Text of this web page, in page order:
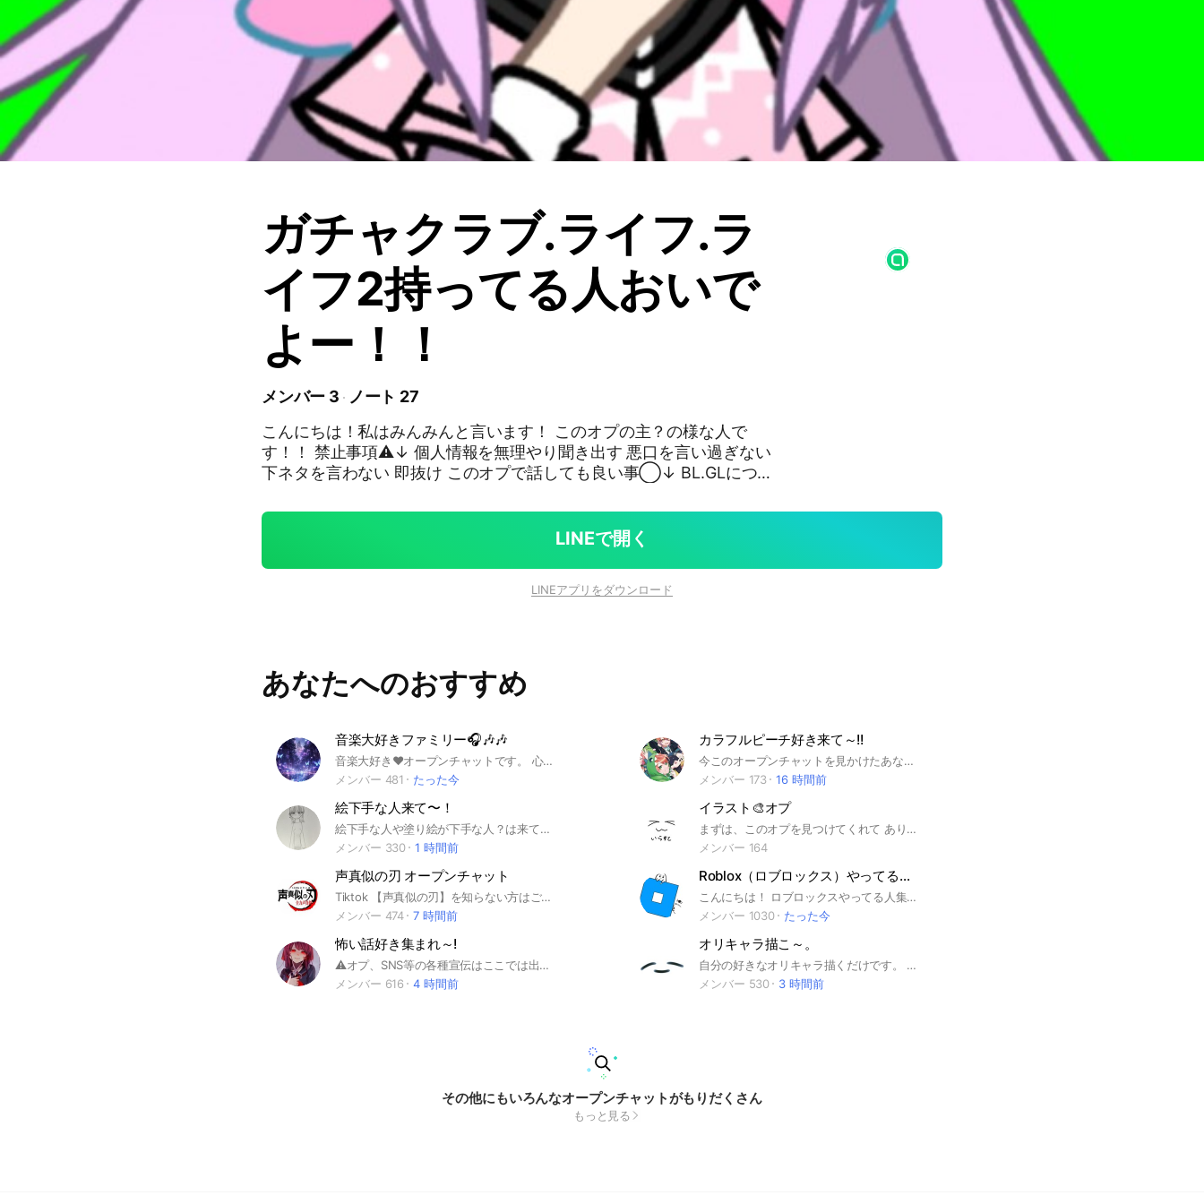
ガチャクラブ.ライフ.ラ
イフ2持ってる人おいで
よー！！
メンバー 3
ノート 27
こんにちは！私はみんみんと言います！ このオプの主？の様な人で
す！！ 禁止事項⚠️↓ 個人情報を無理やり聞き出す 悪口を言い過ぎない
下ネタを言わない 即抜け このオプで話しても良い事◯↓ BL.GLについ
い事↓ 合作をする コラボをする 宣伝をする 関係者を募集する ガチャク
ラブを初めてみようかな...って人もオプでただ喋りたい！って人もどう
LINEで開く
LINEアプリをダウンロード
あなたへのおすすめ
音楽大好きファミリー🎧️🎶🎶
音楽大好き♥️オープンチャットです。 心あたたまる音楽を一緒に楽しみましょう✨✨✨ 🎵😍🎵 #ライブトーク#YouTube#音楽#J―POP#K-POP #アイドルソング #ポップス#ロックミュージック#ジャズ🎷🎺#アニメ #ドラマ#ハロプロ#シャ乱Q#心霊#オールジャンル #アニメソング#演歌歌謡曲#クラシックオーケストラ #ベートーベン🧓#モーツｧルト先生👴#ショパン🧓 #音楽雑談#カラオケ音源流し🎙️😆🎵🎤🎶🎤 #ボイスメッセージ(ボイメン) #YouTubeの動画貼り付け #アーティストの写真貼り付け 🍀相互で来た人達は特別に嬉しい事が有ります🍀 ここは音楽部屋🎶だけど 宣伝と相互もできるルームがあります、 トーク場、ノート、 どちらでもあなたのオプチャリンクを貼れます😇 宣伝&相互ルームに入室してね🏯 音楽を聴いて楽しんでもらったり一緒に雑談をして 楽しんだりと素敵な時間を共に過ごせたらなと 思ってます😆🎶老若男女の皆様方一人一人の御参加を御待ちしております🤩
メンバー 481
たった今
カラフルピーチ好き来て～!!
今このオープンチャットを見かけたあなた!!ぜひ来てください!! 自分に合わなかったら抜けてもかまいませんが、即抜けは許しません。 皆でカラフルピーチを推して行きましょｰ! トーク数が増えすぎてどこ入ればいいの？ってなったら1番人数が多いとこに入るか、自分の推しのサブオープンチャットに入るようにして下さい #カラフルピーチ #カラピチ #マイクラ
メンバー 173
16 時間前
絵下手な人来て〜！
絵下手な人や塗り絵が下手な人？は来て〜 私も絵下手なので来てくださいm(_ _)m 褒めあったりアドバイスし合ったりするとこです ⚠悪口や即抜け荒らし卑猥な言葉は絶対に辞めてください⚠⚠そして、実写アイコンは辞めてくださいそして、絵のオプなんで、無断転載、模写、トレスは禁止です⚠ このルールとは別に大事なノートがあります ※もし荒らしが出た場合管理人をお呼びください 100人突破 2024年11月2日 700人突破 2024年1月20日
メンバー 330
1 時間前
イラスト‪🎨オプ
まずは、このオプを見つけてくれて ありがとうございます🙏✨️ 急だけど、絵描くのって めっちゃ難しいですよね‼️ 私も描いてるんだけど、 モチベと画力が低すぎて泣きそう😭😭 でもここのオプなら「絵に自信ないけどみんなに見てもらいたい‼️」って 人でも全然OKだし、見るだけってのも 全ッッッッ然OKです‼️ ここのオプはみーんな優しすぎるくらい 優しいのでめちゃくちゃ褒めちぎって くれます‼️‼️ 界隈なんでもOKなので2次元でも3次元でも描きまくりましょう✍️✍️ みんなにアドバイスもらって画力を 上げまくりましょう(´∀｀∩)↑age↑ 即抜け❌ 荒らし❌ 無言抜け️⭕️
メンバー 164
声真似の刃 オープンチャット
Tiktok 【声真似の刃】を知らない方はご遠慮ください。 鬼滅の刃 声真似団体【声真似の刃】オープンチャットです⚔️☀️ 配信告知 雑談 企画協力 など 様々なことに使います！💪🏻🔥 #声真似 #声真似団体 #鬼滅の刃
メンバー 474
7 時間前
Roblox（ロブロックス）やってる人集まれ〜！
こんにちは！ ロブロックスやってる人集まれ〜！ 絶対楽しいオプチャなので、是非参加してください！ 楽しくなかったら抜けても大丈夫です！ 楽しく話せるオープンチャットを目指しています！ #課金勢#無課金勢#ロブロックス#雑談#Roblox#ブロフル#ブロックスフルーツ#ブレインロット#
メンバー 1030
たった今
怖い話好き集まれ～!
⚠️オプ、SNS等の各種宣伝はここでは出来ません。SNS、連絡先交換の呼びかけ、チェーンメール（拡散希望系コピペ）も強制退会となります。怖い話はノートに書いてね！トークは雑談です♪ ⚠️参加したらまず、【大事なノート】を必ず確認して下さいね♪トーク量が多い為、通知対策はご自身でお願いしています♪ ⚠️大人の方は「子供も沢山いる」と言うことを忘れずに、手本となる利用の仕方になるようご配慮願います！ #怖い話 #不思議な話 #ホラー #心霊 #社会人 #学生 #雑談 #趣味 #仲間 #相談
メンバー 616
4 時間前
オリキャラ描こ～。
自分の好きなオリキャラ描くだけです。 描き合いOK 雑談OK 「ルール」 ・悪口いかん。 ・無断転載はダメだお。 ・絵以外のアイコンはNGでごわす。 (人の絵とかもNGです) ・グロい絵とかもNGだよ〜
メンバー 530
3 時間前
その他にもいろんなオープンチャットがもりだくさん
もっと見る